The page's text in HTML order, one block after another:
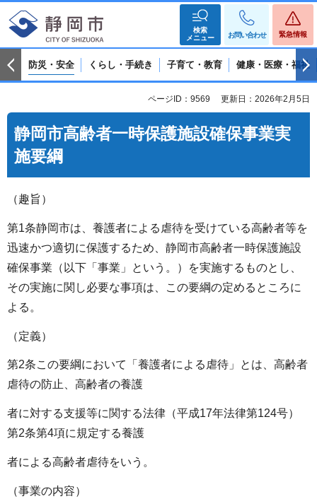
検索
メニュー
お問い合わせ 緊急情報
防災・安全 くらし・手続き 子育て・教育 健康・医療・福祉
ページID：9569 更新日：2026年2月5日
静岡市高齢者一時保護施設確保事業実
施要綱
（趣旨）
第1条静岡市は、養護者による虐待を受けている高齢者等を
迅速かつ適切に保護するため、静岡市高齢者一時保護施設
確保事業（以下「事業」という。）を実施するものとし、
その実施に関し必要な事項は、この要綱の定めるところに
よる。
（定義）
第2条この要綱において「養護者による虐待」とは、高齢者
虐待の防止、高齢者の養護
者に対する支援等に関する法律（平成17年法律第124号）
第2条第4項に規定する養護
者による高齢者虐待をいう。
（事業の内容）